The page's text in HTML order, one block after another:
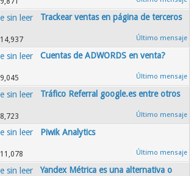
Trackear ventas en página de terceros
14,937
Cuentas de ADWORDS en venta?
9,045
Tráfico Referral google.es entre otros
8,723
Piwik Analytics
11,078
Yandex Métrica es una alternativa o